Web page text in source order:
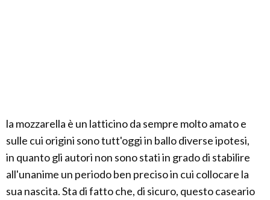
la mozzarella è un latticino da sempre molto amato e
sulle cui origini sono tutt'oggi in ballo diverse ipotesi,
in quanto gli autori non sono stati in grado di stabilire
all'unanime un periodo ben preciso in cui collocare la
sua nascita. Sta di fatto che, di sicuro, questo caseario